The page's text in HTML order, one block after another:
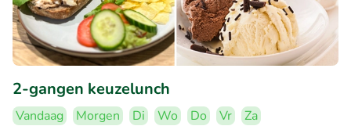
2-gangen keuzelunch
Vandaag Morgen Di Wo Do Vr
Za